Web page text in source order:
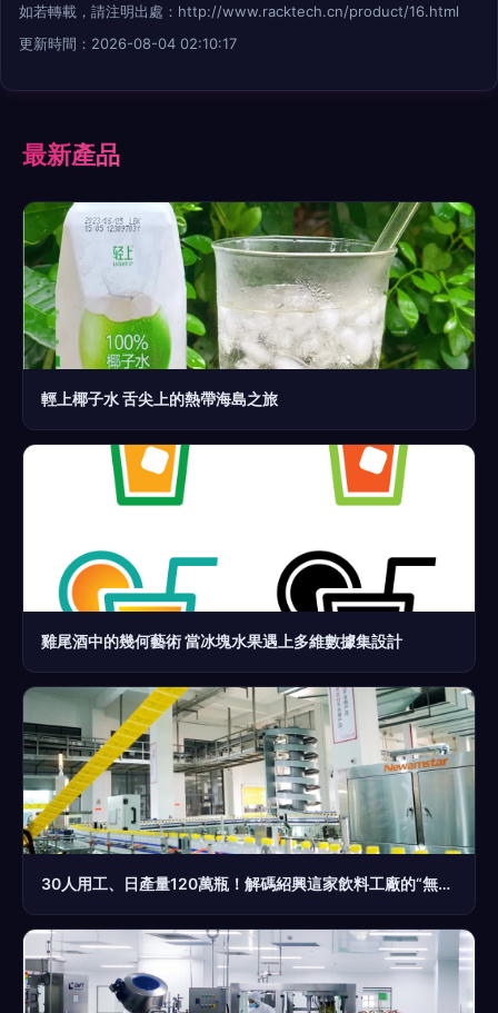
如若轉載，請注明出處：http://www.racktech.cn/product/16.html
更新時間：2026-08-04 02:10:17
最新產品
輕上椰子水 舌尖上的熱帶海島之旅
雞尾酒中的幾何藝術 當冰塊水果遇上多維數據集設計
30人用工、日產量120萬瓶！解碼紹興這家飲料工廠的“無人情”效率